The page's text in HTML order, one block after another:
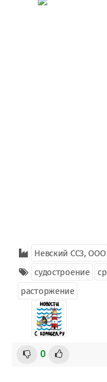
Невский ССЗ, ООО
судостроение
расторжение
0